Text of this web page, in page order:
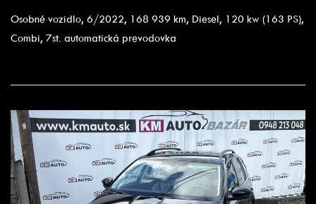
Osobné vozidlo, 6/2022, 168 939 km, Diesel, 120 kw (163 PS),
Combi, 7st. automatická prevodovka